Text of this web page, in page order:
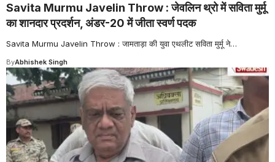
Savita Murmu Javelin Throw : जेवलिन थ्रो में सविता मुर्मू
का शानदार प्रदर्शन, अंडर-20 में जीता स्वर्ण पदक
Savita Murmu Javelin Throw : जामताड़ा की युवा एथलीट सविता मुर्मू ने…
ByAbhishek Singh